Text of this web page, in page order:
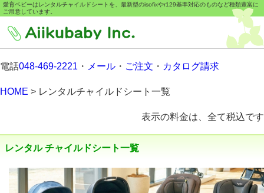
愛育ベビーはレンタルチャイルドシートを、最新型のisofixやr129基準対応のものなど種類豊富に
ご用意しています。
電話048-469-2221 ・ メール ・ ご注文 ・ カタログ請求
HOME > レンタルチャイルドシート一覧
表示の料金は、全て税込です
レンタル チャイルドシート一覧